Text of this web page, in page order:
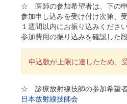
☆ 医師の参加希望者は、下の
参加申し込みを受け付け次第、
１週間以内にお振り込みくださ
参加費用の振り込みを確認した
申込数が上限に達したため、
☆ 診療放射線技師の参加希望
日本放射線技師会